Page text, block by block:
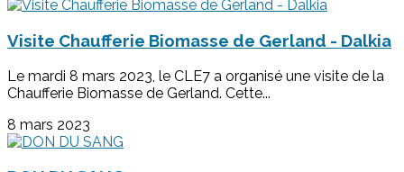
Visite Chaufferie Biomasse de Gerland - Dalkia
Le mardi 8 mars 2023, le CLE7 a organisé une visite de la
Chaufferie Biomasse de Gerland. Cette...
8 mars 2023